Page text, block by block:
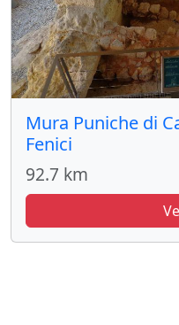
Mura Puniche di
Fenici
92.7 km